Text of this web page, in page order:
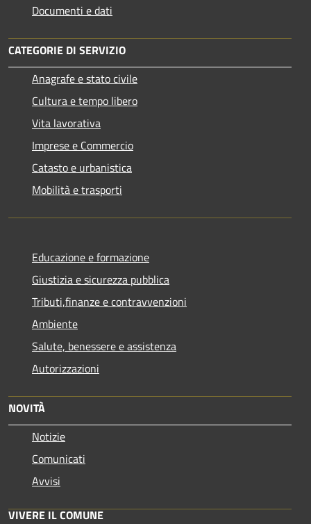
Documenti e dati
CATEGORIE DI SERVIZIO
Anagrafe e stato civile
Cultura e tempo libero
Vita lavorativa
Imprese e Commercio
Catasto e urbanistica
Mobilità e trasporti
Educazione e formazione
Giustizia e sicurezza pubblica
Tributi,finanze e contravvenzioni
Ambiente
Salute, benessere e assistenza
Autorizzazioni
NOVITÀ
Notizie
Comunicati
Avvisi
VIVERE IL COMUNE